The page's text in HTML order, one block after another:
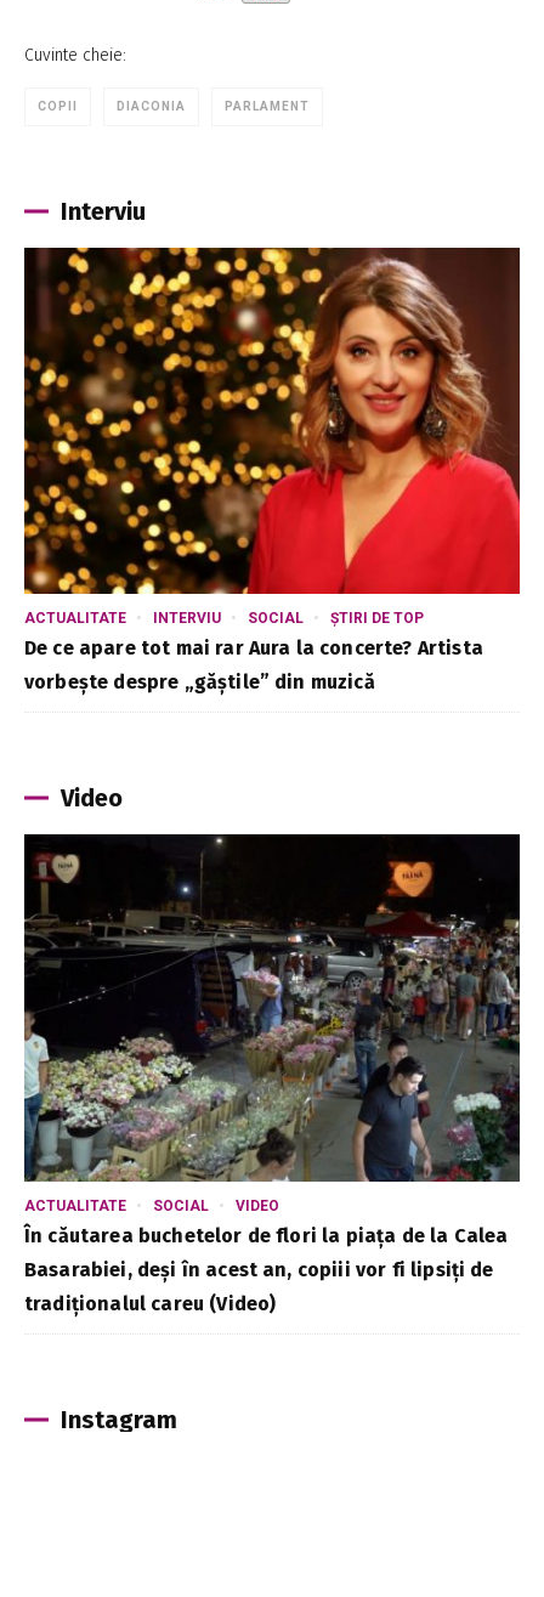
Cuvinte cheie:
COPII DIACONIA PARLAMENT
Interviu
ACTUALITATE INTERVIU SOCIAL ȘTIRI DE TOP
De ce apare tot mai rar Aura la concerte? Artista
vorbește despre „găștile” din muzică
Video
ACTUALITATE SOCIAL VIDEO
În căutarea buchetelor de flori la piața de la Calea
Basarabiei, deși în acest an, copiii vor fi lipsiți de
tradiționalul careu (Video)
Instagram